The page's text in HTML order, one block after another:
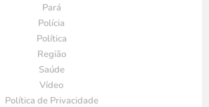
Pará
Polícia
Política
Região
Saúde
Vídeo
Política de Privacidade